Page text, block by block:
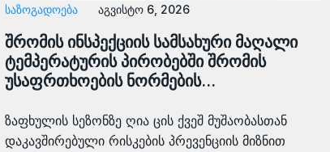
ᲡᲐᲖᲝᲒᲐᲓᲝᲔᲑᲐ აგვისტო 6, 2026
შრომის ინსპექციის სამსახური მაღალი
ტემპერატურის პირობებში შრომის
უსაფრთხოების ნორმების…
ზაფხულის სეზონზე ღია ცის ქვეშ მუშაობასთან
დაკავშირებული რისკების პრევენციის მიზნით